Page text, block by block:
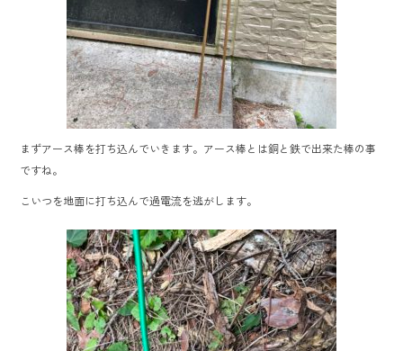
まずアース棒を打ち込んでいきます。アース棒とは銅と鉄で出来た棒の事
ですね。
こいつを地面に打ち込んで過電流を逃がします。